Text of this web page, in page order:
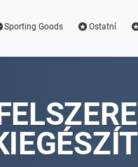
Sporting Goods Ostatní